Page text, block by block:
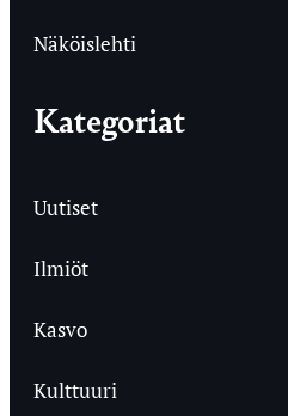
Näköislehti
Kategoriat
Uutiset
Ilmiöt
Kasvo
Kulttuuri